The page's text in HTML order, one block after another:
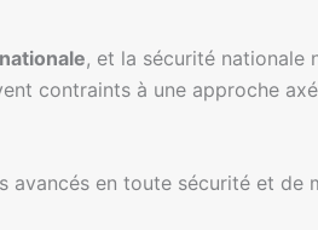
, et la sécurité nationale
contraints à une approche
en toute sécurité et de